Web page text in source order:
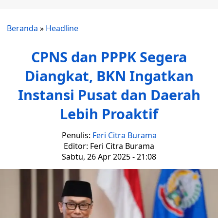
Beranda » Headline
CPNS dan PPPK Segera
Diangkat, BKN Ingatkan
Instansi Pusat dan Daerah
Lebih Proaktif
Penulis: Feri Citra Burama
Editor: Feri Citra Burama
Sabtu, 26 Apr 2025 - 21:08